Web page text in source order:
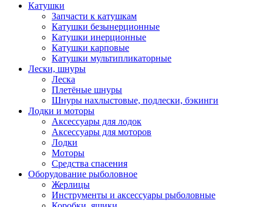
Катушки
Запчасти к катушкам
Катушки безынерционные
Катушки инерционные
Катушки карповые
Катушки мультипликаторные
Лески, шнуры
Леска
Плетёные шнуры
Шнуры нахлыстовые, подлески, бэкинги
Лодки и моторы
Аксессуары для лодок
Аксессуары для моторов
Лодки
Моторы
Средства спасения
Оборудование рыболовное
Жерлицы
Инструменты и аксессуары рыболовные